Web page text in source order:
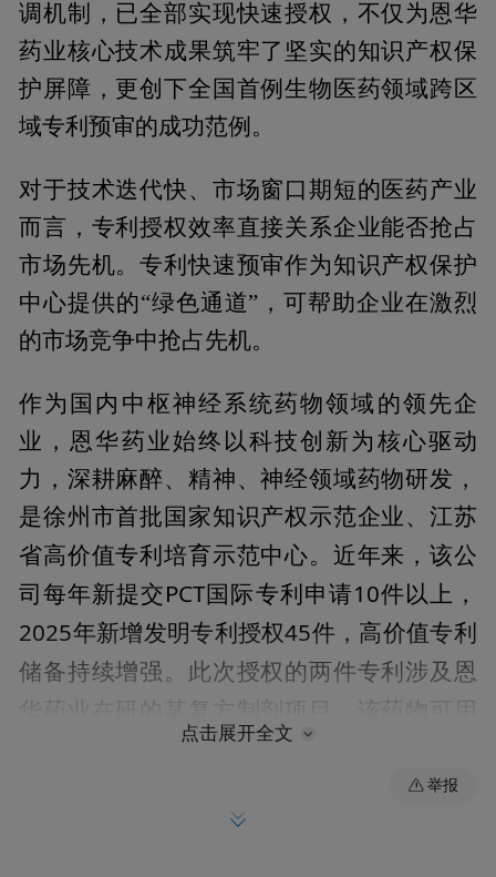
调机制，已全部实现快速授权，不仅为恩华
药业核心技术成果筑牢了坚实的知识产权保
护屏障，更创下全国首例生物医药领域跨区
域专利预审的成功范例。
对于技术迭代快、市场窗口期短的医药产业
而言，专利授权效率直接关系企业能否抢占
市场先机。专利快速预审作为知识产权保护
中心提供的“绿色通道”，可帮助企业在激烈
的市场竞争中抢占先机。
作为国内中枢神经系统药物领域的领先企
业，恩华药业始终以科技创新为核心驱动
力，深耕麻醉、精神、神经领域药物研发，
是徐州市首批国家知识产权示范企业、江苏
省高价值专利培育示范中心。 近年来，该公
司每年新提交PCT国际专利申请10件以上，
2025年新增发明专利授权45件，高价值专利
储备持续增强。此次授权的两件专利涉及恩
华药业在研的某复方制剂项目，该药物可用
于治疗成人重度抑郁症，市场潜力巨大，目
前尚未在国内上市。恩华药业率先对这一新
机制复方制剂进行研发，目前项目处于Ⅲ期
点击展开全文
举报